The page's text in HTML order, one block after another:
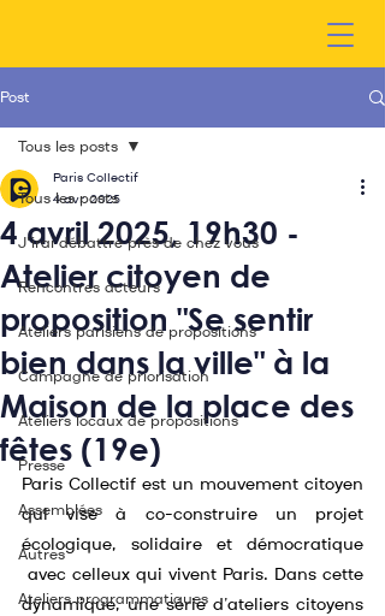
Post
Tous les posts
J'irai débattre près de chez vous
Rencontres acteurs
Ateliers parisiens de propositions
Campagne de priorisation
Ateliers locaux de propositions
Presse
Assemblées
Autres
Ateliers programmatiques
Tous les posts
4 avril 2025, 19h30 -
Atelier citoyen de
proposition "Se sentir
bien dans la ville" à la
Maison de la place des
fêtes (19e)
Paris Collectif
4 avr. 2025
Paris Collectif est un mouvement citoyen
qui vise à co-construire un projet
écologique, solidaire et démocratique
avec celleux qui vivent Paris. Dans cette
dynamique, une série d’ateliers citoyens